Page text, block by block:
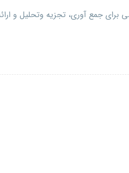
برای جمع آوری، تجزیه وتحلیل و